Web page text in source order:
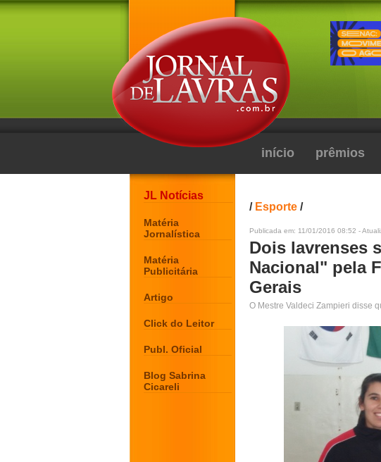
início prêmios
JL Notícias
Matéria
Jornalística
Matéria
Publicitária
Artigo
Click do Leitor
Publ. Oficial
Blog Sabrina
Cicareli
/ Esporte /
Publicada em: 11/01/2016 08:52 -
Dois lavrenses
Nacional" pela
Gerais
O Mestre Valdeci Zampieri disse